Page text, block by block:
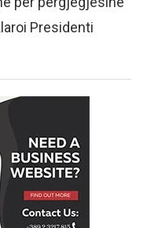
Presidenti